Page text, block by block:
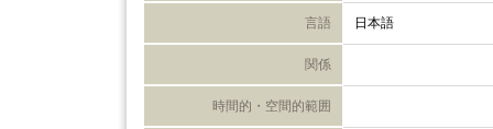
言語 日本語
関係
時間的・空間的範囲